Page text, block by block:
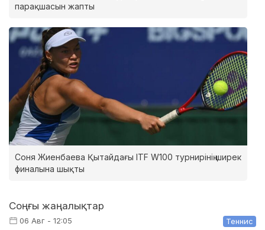
парақшасын жапты
Соня Жиенбаева Қытайдағы ITF W100 турнирінің ширек
финалына шықты
Соңғы жаңалықтар
06 Авг - 12:05 Теннис